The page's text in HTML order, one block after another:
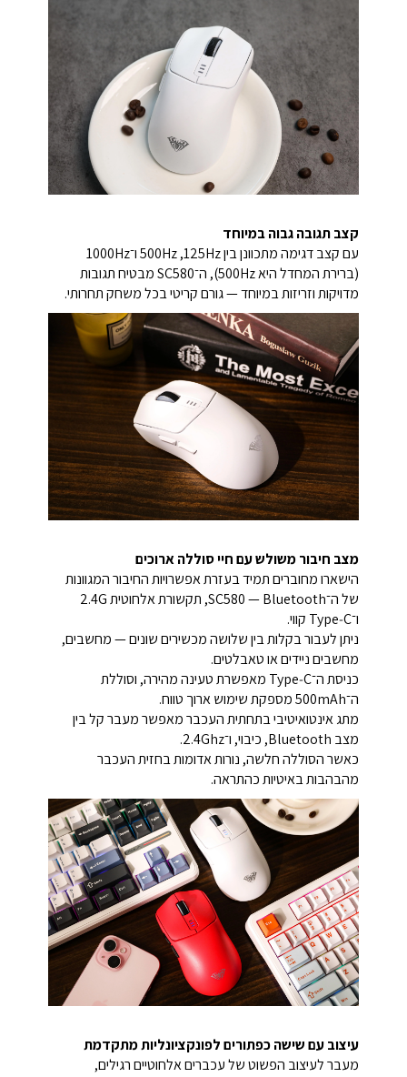
קצב תגובה גבוה במיוחד
עם קצב דגימה מתכוונן בין 125Hz,‏ 500Hz ו־1000Hz
(ברירת המחדל היא 500Hz), ה־SC580 מבטיח תגובות
מדויקות וזריזות במיוחד — גורם קריטי בכל משחק תחרותי.
מצב חיבור משולש עם חיי סוללה ארוכים
הישארו מחוברים תמיד בעזרת אפשרויות החיבור המגוונות
של ה־SC580 — Bluetooth,‏ תקשורת אלחוטית 2.4G
ו־Type‑C קווי.
ניתן לעבור בקלות בין שלושה מכשירים שונים — מחשבים,
מחשבים ניידים או טאבלטים.
כניסת ה־Type‑C מאפשרת טעינה מהירה, וסוללת
ה־500mAh מספקת שימוש ארוך טווח.
מתג אינטואיטיבי בתחתית העכבר מאפשר מעבר קל בין
מצב Bluetooth, כיבוי, ו־2.4Ghz.
כאשר הסוללה חלשה, נורות אדומות בחזית העכבר
מהבהבות באיטיות כהתראה.
עיצוב עם שישה כפתורים לפונקציונליות מתקדמת
מעבר לעיצוב הפשוט של עכברים אלחוטיים רגילים,